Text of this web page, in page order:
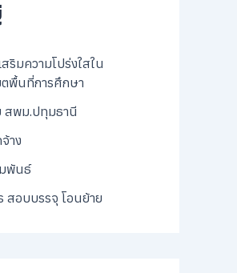
ริมความโปร่งใสใน
ตพื้นที่การศึกษา
สพม.ปทุมธานี
าง
มพันธ์
สอบบรรจุ โอนย้าย